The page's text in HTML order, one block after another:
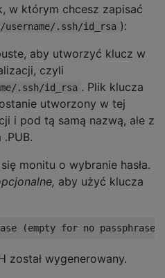
w którym chcesz zapisać
username/.ssh/id_rsa ):
aby utworzyć klucz w
czyli
.ssh/id_rsa . Plik klucza
utworzony w tej
i pod tą samą nazwą, ale z
monitu o wybranie hasła.
aby użyć klucza
(empty for no passphrase
został wygenerowany.